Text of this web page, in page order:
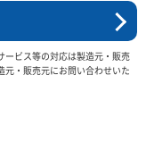
ービス等の対応は製造元・販売
元・販売元にお問い合わせいた